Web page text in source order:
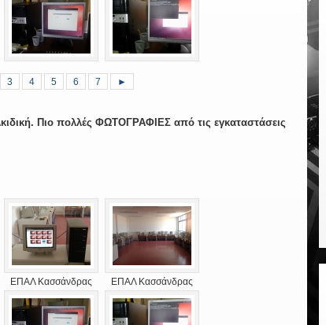
3 4 5 6 7 ►
Πιο πολλές ΦΩΤΟΓΡΑΦΙΕΣ από τις εγκαταστάσεις
ΕΠΑΛ Κασσάνδρας ΕΠΑΛ Κασσάνδρας